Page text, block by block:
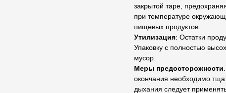
закрытой таре,
при температуре
пищевых продуктов.
Утилизация: Остатки
Упаковку с полностью
мусор.
Меры предосторожности
окончания необходимо
дыхания следует